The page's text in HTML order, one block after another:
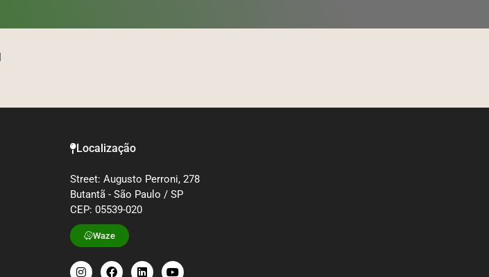
Localização
Street: Augusto Perroni, 278
Butantã - São Paulo / SP
CEP: 05539-020
Waze